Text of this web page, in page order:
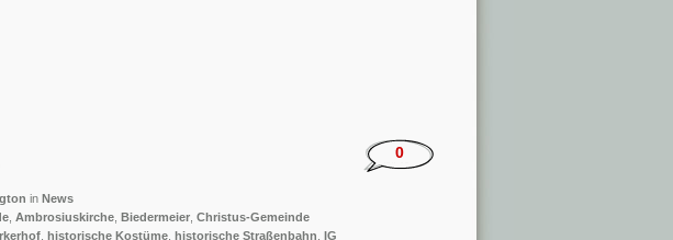
in News
Ambrosiuskirche Biedermeier Christus-Gemeinde
historische Kostüme historische Straßenbahn IG
0